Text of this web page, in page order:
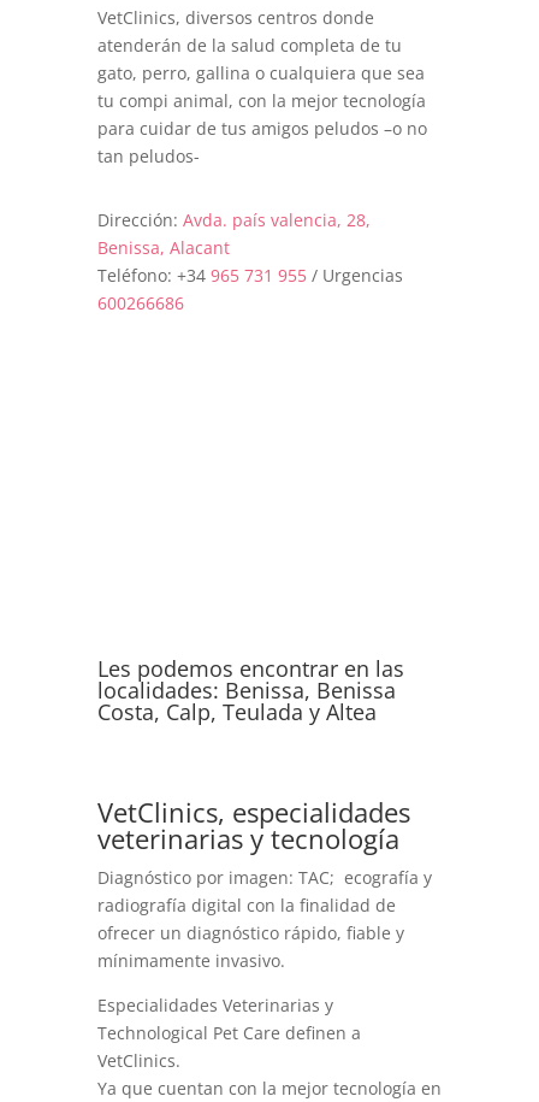
VetClinics, diversos centros donde
atenderán de la salud completa de tu
gato, perro, gallina o cualquiera que sea
tu compi animal, con la mejor tecnología
para cuidar de tus amigos peludos –o no
tan peludos-
Dirección: Avda. país valencia, 28,
Benissa, Alacant
Teléfono: +34 965 731 955/ Urgencias
600266686
Les podemos encontrar en las
localidades: Benissa, Benissa
Costa, Calp, Teulada y Altea
​VetClinics, especialidades
veterinarias y tecnología
Diagnóstico por imagen: TAC; ecografía y
radiografía digital con la finalidad de
ofrecer un diagnóstico rápido, fiable y
mínimamente invasivo.
Especialidades Veterinarias y
Technological Pet Care definen a
VetClinics.
Ya que cuentan con la mejor tecnología en